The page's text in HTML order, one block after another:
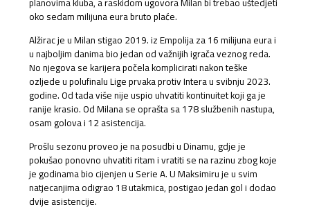
planovima kluba, a raskidom ugovora Milan bi trebao uštedjeti
oko sedam milijuna eura bruto plaće.
Alžirac je u Milan stigao 2019. iz Empolija za 16 milijuna eura i
u najboljim danima bio jedan od važnijih igrača veznog reda.
No njegova se karijera počela komplicirati nakon teške
ozljede u polufinalu Lige prvaka protiv Intera u svibnju 2023.
godine. Od tada više nije uspio uhvatiti kontinuitet koji ga je
ranije krasio. Od Milana se oprašta sa 178 službenih nastupa,
osam golova i 12 asistencija.
Prošlu sezonu proveo je na posudbi u Dinamu, gdje je
pokušao ponovno uhvatiti ritam i vratiti se na razinu zbog koje
je godinama bio cijenjen u Serie A. U Maksimiru je u svim
natjecanjima odigrao 18 utakmica, postigao jedan gol i dodao
dvije asistencije.